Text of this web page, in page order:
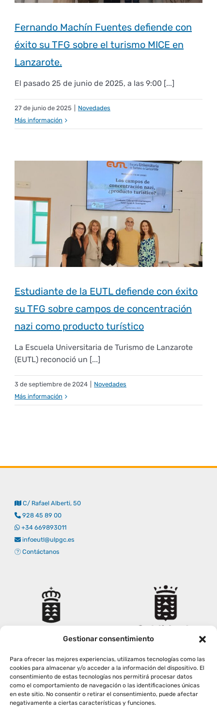
Gestionar consentimiento
Para ofrecer las mejores experiencias, utilizamos tecnologías como las
cookies para almacenar y/o acceder a la información del dispositivo. El
consentimiento de estas tecnologías nos permitirá procesar datos
como el comportamiento de navegación o las identificaciones únicas
en este sitio. No consentir o retirar el consentimiento, puede afectar
negativamente a ciertas características y funciones.
Fernando Machín Fuentes defiende con
éxito su TFG sobre el turismo MICE en
Lanzarote.
El pasado 25 de junio de 2025, a las 9:00 [...]
27 de junio de 2025
Novedades
Más información
Estudiante de la EUTL defiende con éxito
su TFG sobre campos de concentración
nazi como producto turístico
La Escuela Universitaria de Turismo de Lanzarote
(EUTL) reconoció un [...]
3 de septiembre de 2024
Novedades
Más información
C/ Rafael Alberti, 50
928 45 89 00
+34 669893011
infoeutl@ulpgc.es
Contáctanos